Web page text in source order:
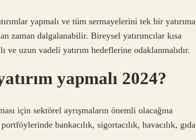
yapmalı ve tüm sermayelerini tek bir yatırıma
zaman dalgalanabilir. Bireysel yatırımcılar kısa
ve uzun vadeli yatırım hedeflerine odaklanmalıdır.
yapmalı 2024?
için sektörel ayrışmaların önemli olacağına
bankacılık, sigortacılık, havacılık, gıda